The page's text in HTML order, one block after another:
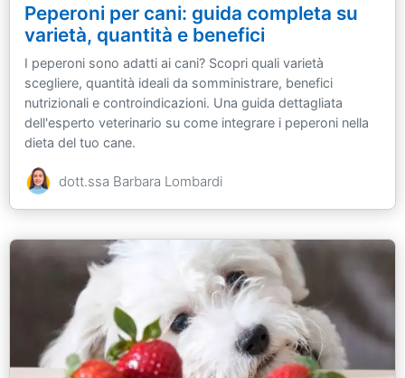
Peperoni per cani: guida completa su
varietà, quantità e benefici
I peperoni sono adatti ai cani? Scopri quali varietà
scegliere, quantità ideali da somministrare, benefici
nutrizionali e controindicazioni. Una guida dettagliata
dell'esperto veterinario su come integrare i peperoni nella
dieta del tuo cane.
dott.ssa Barbara Lombardi